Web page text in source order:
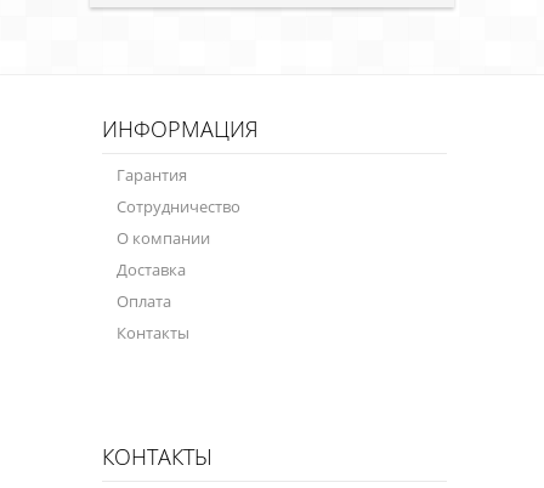
ИНФОРМАЦИЯ
Гарантия
Сотрудничество
О компании
Доставка
Оплата
Контакты
КОНТАКТЫ